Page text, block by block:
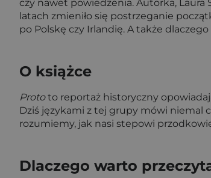
czy nawet powiedzenia. Autorka,
latach zmieniło się postrzeganie
po Polskę czy Irlandię. A także
O książce
Prototo reportaż historyczny
Dziś językami z tej grupy mówi niemal
rozumiemy, jak nasi stepowi
Dlaczego warto